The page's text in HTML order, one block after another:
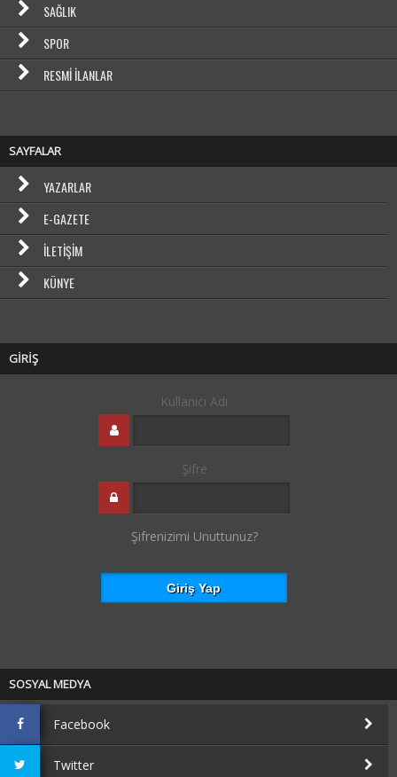
SAĞLIK
SPOR
RESMI İLANLAR
SAYFALAR
YAZARLAR
E-GAZETE
İLETIŞIM
KÜNYE
GİRİŞ
Kullanıcı Adı
Şifre
Şifrenizimi Unuttunuz?
SOSYAL MEDYA
Facebook
Twitter